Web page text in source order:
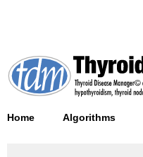
Home Algorithms